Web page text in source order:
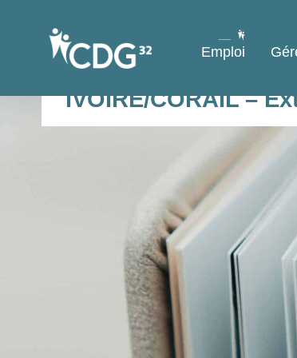
Emploi
IVOIRE/CORAIL –